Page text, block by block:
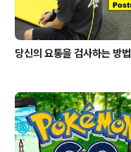
당신의 요통을 검사하는 방법